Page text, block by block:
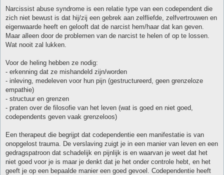
Narcissist abuse syndrome is een relatie type van een codependent die
zich niet bewust is dat hij/zij een gebrek aan zelfliefde, zelfvertrouwen en
eigenwaarde heeft en gelooft dat de narcist hem/haar dat kan geven.
Maar alleen door de problemen van de narcist te helen of op te lossen.
Wat nooit zal lukken.
Voor de heling hebben ze nodig:
- erkenning dat ze mishandeld zijn/worden
- inleving, medeleven voor hun pijn (gestructureerd, geen grenzeloze
empathie)
- structuur en grenzen
- praten over de filosofie van het leven (wat is goed en niet goed,
codependents geven vaak grenzeloos)
Een therapeut die begrijpt dat codependentie een manifestatie is van
onopgelost trauma. De verslaving zuigt je in een manier van leven en een
gedragspatroon dat schadelijk en pijnlijk is en waarvan je weet dat het
niet goed voor je is maar je denkt dat je het onder controle hebt, en het
geeft je op een bepaalde manier een goed gevoel. Codependentie heeft